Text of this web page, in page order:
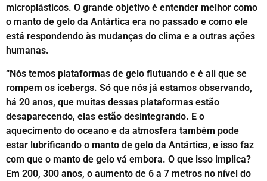
microplásticos. O grande objetivo é entender melhor como
o manto de gelo da Antártica era no passado e como ele
está respondendo às mudanças do clima e a outras ações
humanas.
“Nós temos plataformas de gelo flutuando e é ali que se
rompem os icebergs. Só que nós já estamos observando,
há 20 anos, que muitas dessas plataformas estão
desaparecendo, elas estão desintegrando. E o
aquecimento do oceano e da atmosfera também pode
estar lubrificando o manto de gelo da Antártica, e isso faz
com que o manto de gelo vá embora. O que isso implica?
Em 200, 300 anos, o aumento de 6 a 7 metros no nível do